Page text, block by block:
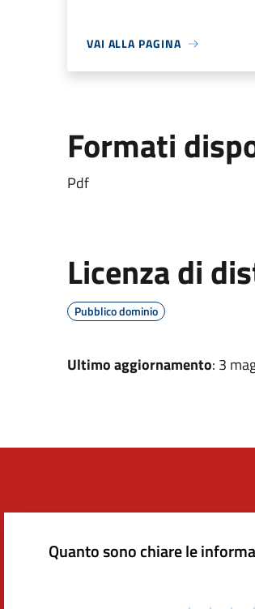
VAI ALLA PAGINA
Formati
Pdf
Licenza di
Pubblico dominio
Ultimo aggiornamento: 3
Quanto sono chiare le